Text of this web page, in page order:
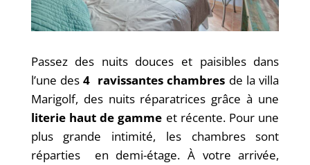
Passez des nuits douces et paisibles dans
l’une des4 ravissantes chambres de la villa
Marigolf, des nuits réparatrices grâce à une
literie haut de gamme et récente. Pour une
plus grande intimité, les chambres sont
réparties en demi-étage. À votre arrivée,